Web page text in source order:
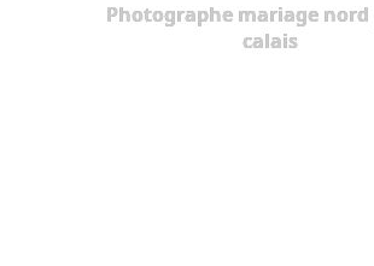
Photographe mariage nord
calais